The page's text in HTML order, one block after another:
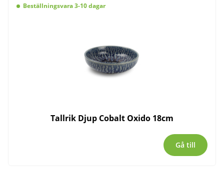
Beställningsvara 3-10 dagar
Tallrik Djup Cobalt Oxido 18cm
Gå till